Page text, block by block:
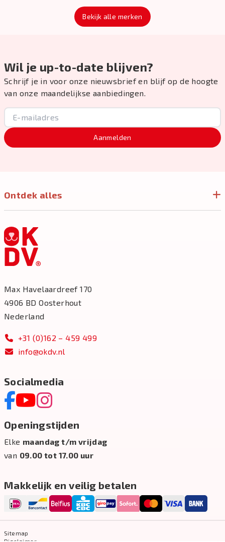
Bekijk alle merken
Wil je up-to-date blijven?
Schrijf je in voor onze nieuwsbrief en blijf op de hoogte
van onze maandelijkse aanbiedingen.
Aanmelden
Ontdek alles
Max Havelaardreef 170
4906 BD Oosterhout
Nederland
+31 (0)162 – 459 499
info@okdv.nl
Socialmedia
Openingstijden
Elke maandag t/m vrijdag
van 09.00 tot 17.00 uur
Makkelijk en veilig betalen
Sitemap